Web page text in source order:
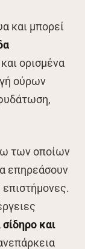
και μπορεί
ορισμένα
ούρων
των οποίων
επηρεάσουν
και